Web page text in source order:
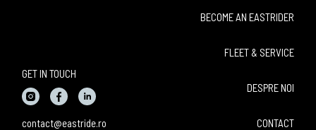
GET IN TOUCH
contact@eastride.ro
BECOME AN EASTRIDER
FLEET & SERVICE
DESPRE NOI
CONTACT